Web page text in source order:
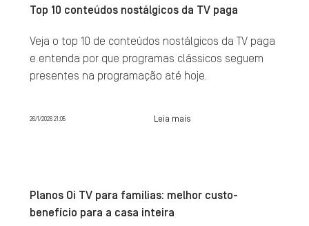
Top 10 conteúdos nostálgicos da TV paga
Veja o top 10 de conteúdos nostálgicos da TV paga
e entenda por que programas clássicos seguem
presentes na programação até hoje.
26/1/2026 21:05 Leia mais
Planos Oi TV para famílias: melhor custo-
benefício para a casa inteira